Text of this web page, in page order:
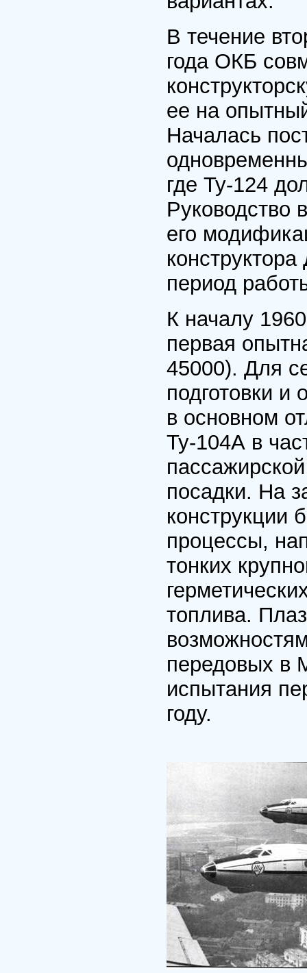
В течение
года ОКБ
ее на
Началась
где Ту-124
Руководство
его
период
К началу
первая
45000). Для
подготовки и
в основном
Ту-104А в
посадки. На
конструкции
процессы,
тонких
топлива.
передовых в
испытания
году.